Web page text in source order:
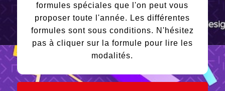
formules spéciales que l'on peut vous
proposer toute l'année. Les différentes
formules sont sous conditions. N'hésitez
pas à cliquer sur la formule pour lire les
modalités.